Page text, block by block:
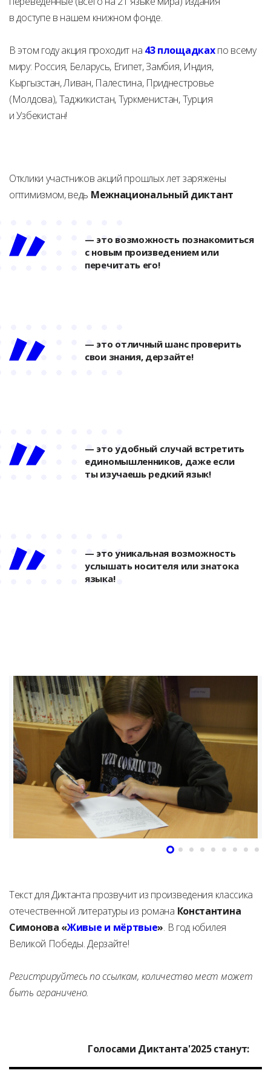
в доступе в нашем книжном фонде.
В этом году акция проходит на 43 площадках по всему
миру: Россия, Беларусь, Египет, Замбия, Индия,
Кыргызстан, Ливан, Палестина, Приднестровье
(Молдова), Таджикистан, Туркменистан, Турция
и Узбекистан!
Отклики участников акций прошлых лет заряжены
оптимизмом, ведь Межнациональный диктант
— это возможность познакомиться
с новым произведением или
перечитать его!
— это отличный шанс проверить
свои знания, дерзайте!
— это удобный случай встретить
единомышленников, даже если
ты изучаешь редкий язык!
— это уникальная возможность
услышать носителя или знатока
языка!
Текст для Диктанта прозвучит из произведения классика
отечественной литературы из романа Константина
Симонова «Живые и мёртвые». В год юбилея
Великой Победы. Дерзайте!
Регистрируйтесь по ссылкам, количество мест может
быть ограничено.
Голосами Диктанта'2025 станут: